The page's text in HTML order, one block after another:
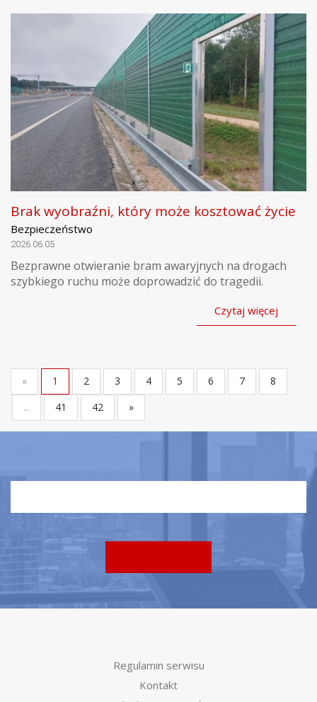
Brak wyobraźni, który może kosztować życie
Bezpieczeństwo
2026.06.05
Bezprawne otwieranie bram awaryjnych na drogach
szybkiego ruchu może doprowadzić do tragedii.
Czytaj więcej
« 1 2 3 4 5 6 7
8
...
41 42 »
Regulamin serwisu
Kontakt